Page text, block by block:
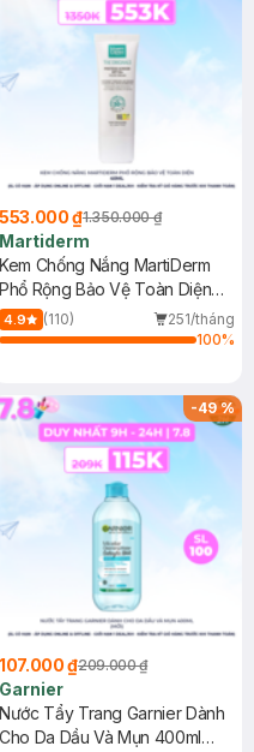
553.000 ₫1.350.000 ₫
Martiderm
Kem Chống Nắng MartiDerm
Phổ Rộng Bảo Vệ Toàn Diện
40ml
4.9 (110)
251/tháng
100%
-49%
107.000 ₫209.000 ₫
Garnier
Nước Tẩy Trang Garnier Dành
Cho Da Dầu Và Mụn 400ml